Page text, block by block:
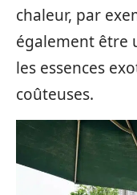
chaleur, par
également être
les essences
coûteuses.